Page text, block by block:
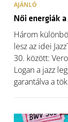
AJÁNLÓ
Női energiák
Három
lesz az idei
30. között:
Logan a jazz
garantálva a